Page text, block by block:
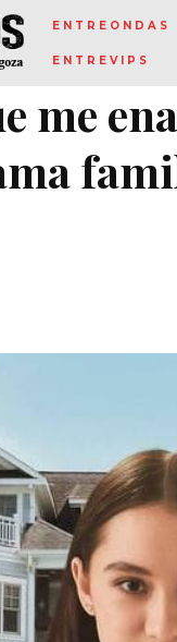
ENTREONDAS
ENTREVIPS
me